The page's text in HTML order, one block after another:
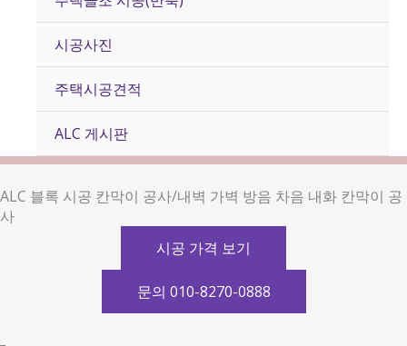
시공사진
주택시공견적
ALC 게시판
ALC 블록 시공 칸막이 공사/내벽 가벽 방음 차음 내화 칸막이 공
사
시공 가격 보기
문의 010-8270-0888